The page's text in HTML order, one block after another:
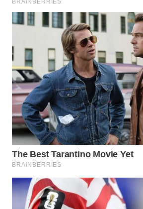
SUKABUMI
PURWAKARTA
WN
PRIANGAN
TIMUR
WN
SEMARANG
WN
SOLO
WN